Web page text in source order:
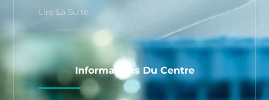
Lire La Suite
Informations Du Centre